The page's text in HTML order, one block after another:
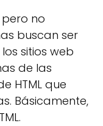
pero no
buscan ser
sitios web
de las
HTML que
Básicamente,